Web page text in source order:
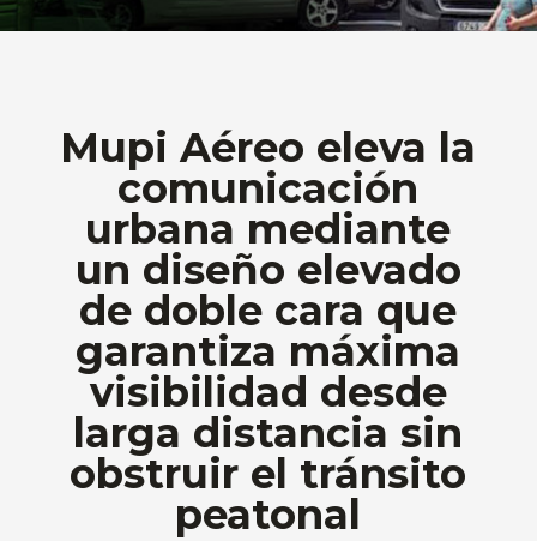
Mupi Aéreo eleva la
comunicación
urbana mediante
un diseño elevado
de doble cara que
garantiza máxima
visibilidad desde
larga distancia sin
obstruir el tránsito
peatonal